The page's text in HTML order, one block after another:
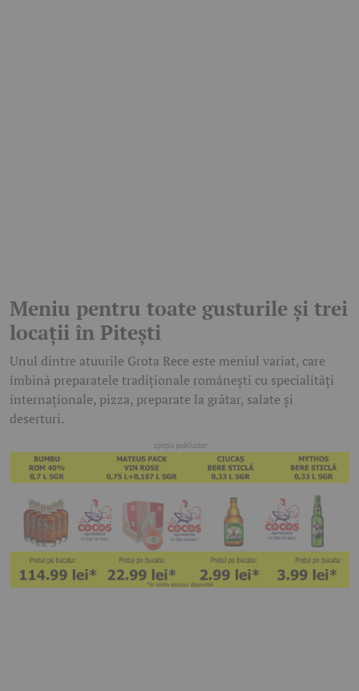
Meniu pentru toate gusturile și trei
locații în Pitești
Unul dintre atuurile Grota Rece este meniul variat, care
îmbină preparatele tradiționale românești cu specialități
internaționale, pizza, preparate la grătar, salate și
deserturi.